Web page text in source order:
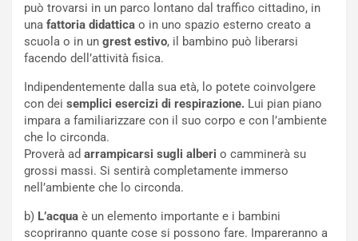
può trovarsi in un parco lontano dal traffico cittadino, in
una fattoria didattica o in uno spazio esterno creato a
scuola o in un grest estivo, il bambino può liberarsi
facendo dell’attività fisica.
Indipendentemente dalla sua età, lo potete coinvolgere
con dei semplici esercizi di respirazione. Lui pian piano
impara a familiarizzare con il suo corpo e con l’ambiente
che lo circonda.
Proverà ad arrampicarsi sugli alberi o camminerà su
grossi massi. Si sentirà completamente immerso
nell’ambiente che lo circonda.
b) L’acqua è un elemento importante e i bambini
scopriranno quante cose si possono fare. Impareranno a